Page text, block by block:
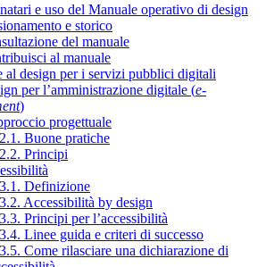
e uso del Manuale operativo di design
e storico
del manuale
al manuale
al design per i servizi pubblici digitali
per l’amministrazione digitale (e-
)
progettuale
Buone pratiche
Principi
Definizione
Accessibilità by design
Principi per l’accessibilità
Linee guida e criteri di successo
Come rilasciare una dichiarazione di